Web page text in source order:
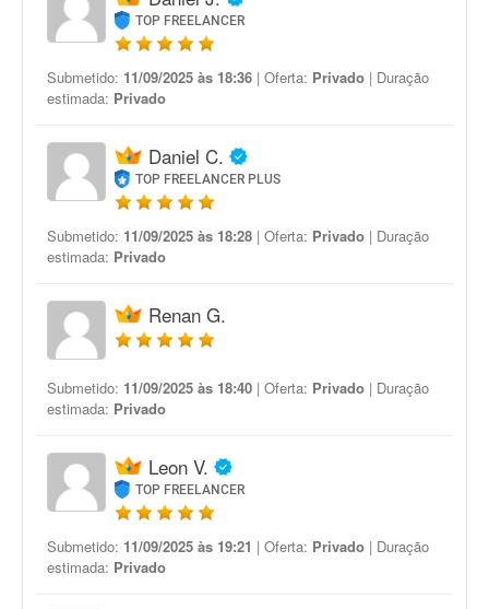
TOP FREELANCER
Submetido: 11/09/2025 às 18:36 | Oferta: Privado | Duração
estimada: Privado
Daniel C.
TOP FREELANCER PLUS
Submetido: 11/09/2025 às 18:28 | Oferta: Privado | Duração
estimada: Privado
Renan G.
Submetido: 11/09/2025 às 18:40 | Oferta: Privado | Duração
estimada: Privado
Leon V.
TOP FREELANCER
Submetido: 11/09/2025 às 19:21 | Oferta: Privado | Duração
estimada: Privado